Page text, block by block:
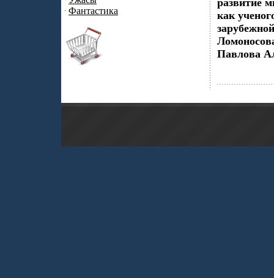
Фантастика
развитие
как
Павлова